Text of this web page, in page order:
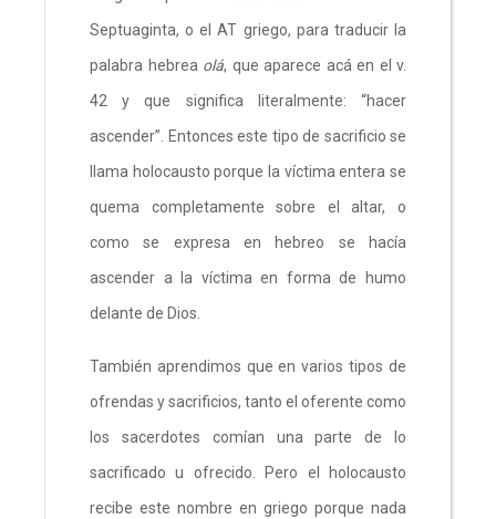
Septuaginta, o el AT griego, para traducir la
palabra hebrea olá, que aparece acá en el v.
42 y que significa literalmente: “hacer
ascender”. Entonces este tipo de sacrificio se
llama holocausto porque la víctima entera se
quema completamente sobre el altar, o
como se expresa en hebreo se hacía
ascender a la víctima en forma de humo
delante de Dios.
También aprendimos que en varios tipos de
ofrendas y sacrificios, tanto el oferente como
los sacerdotes comían una parte de lo
sacrificado u ofrecido. Pero el holocausto
recibe este nombre en griego porque nada